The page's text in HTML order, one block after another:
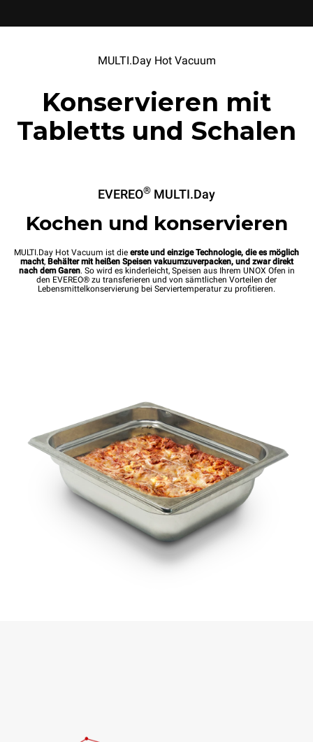
MULTI.Day Hot Vacuum
Konservieren mit
Tabletts und Schalen
EVEREO® MULTI.Day
Kochen und konservieren
MULTI.Day Hot Vacuum ist die erste und einzige Technologie, die es möglich
macht, Behälter mit heißen Speisen vakuumzuverpacken, und zwar direkt
nach dem Garen. So wird es kinderleicht, Speisen aus Ihrem UNOX Ofen in
den EVEREO® zu transferieren und von sämtlichen Vorteilen der
Lebensmittelkonservierung bei Serviertemperatur zu profitieren.